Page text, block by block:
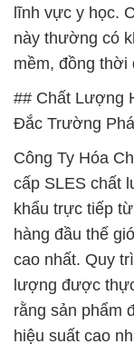
lĩnh vực y học.
này thường có
mềm, đồng thời
## Chất Lượng
Đắc Trường
Công Ty Hóa
cấp SLES chất
khẩu trực tiếp
hàng đầu thế
cao nhất. Quy
lượng được
rằng sản phẩm
hiệu suất cao